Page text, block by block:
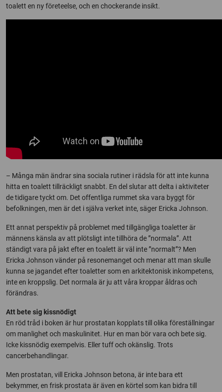
toalett en ny företeelse, och en chockerande insikt.
– Många män ändrar sina sociala rutiner i rädsla för att inte kunna
hitta en toalett tillräckligt snabbt. En del slutar att delta i aktiviteter
de tidigare tyckt om. Det offentliga rummet ska vara byggt för
befolkningen, men är det i själva verket inte, säger Ericka Johnson.
Ett annat perspektiv på problemet med tillgängliga toaletter är
männens känsla av att plötsligt inte tillhöra de ”normala”. Att
ständigt vara på jakt efter en toalett är väl inte ”normalt”? Men
Ericka Johnson vänder på resonemanget och menar att man skulle
kunna se jagandet efter toaletter som en arkitektonisk inkompetens,
inte en kroppslig. Det normala är ju att våra kroppar åldras och
förändras.
Att bete sig kissnödigt
En röd tråd i boken är hur prostatan kopplats till olika föreställningar
om manlighet och maskulinitet. Hur en man bör vara och bete sig.
Icke kissnödig exempelvis. Eller tuff och okänslig. Trots
cancerbehandlingar.
Men prostatan, vill Ericka Johnson betona, är inte bara ett
bekymmer, en frisk prostata är även en körtel som kan bidra till